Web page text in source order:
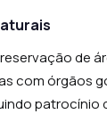
de
com órgãos
patrocínio